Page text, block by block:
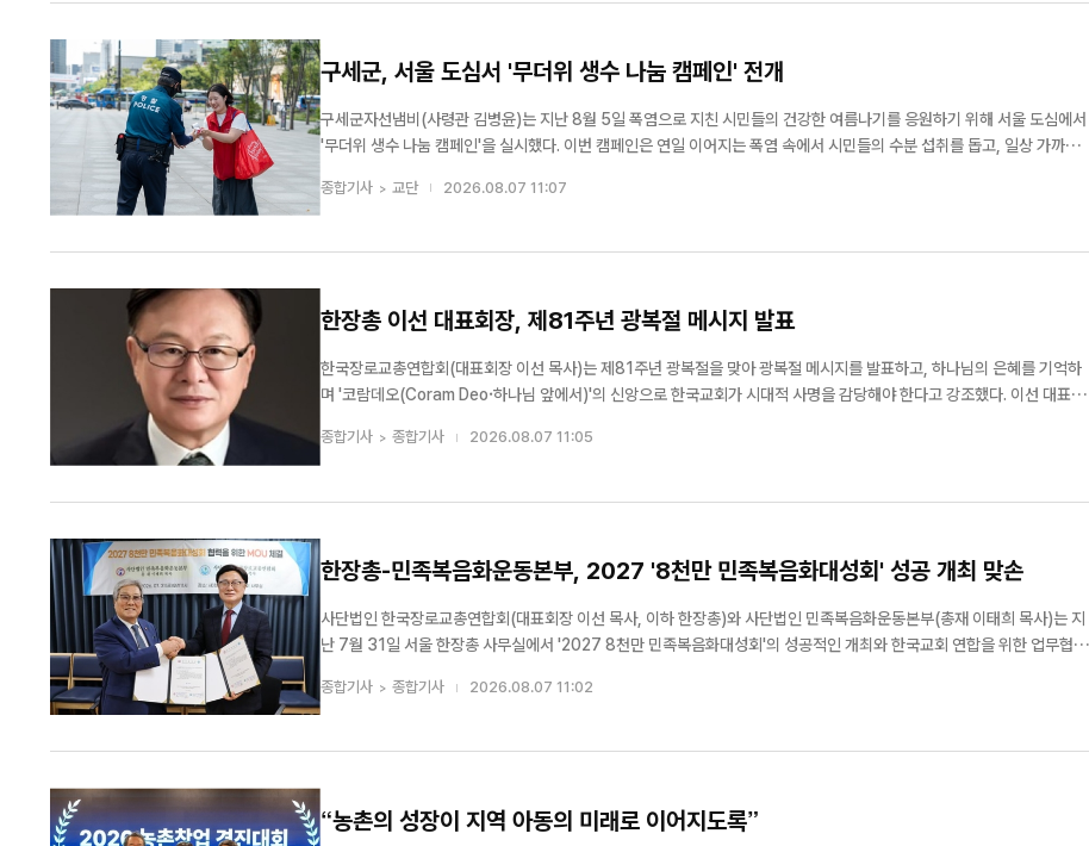
구세군, 서울 도심서 '무더위 생수 나눔 캠페인' 전개
구세군자선냄비(사령관 김병윤)는 지난 8월 5일 폭염으로 지친 시민들의 건강한 여름나기를 응원하기 위해 서울 도심에서
'무더위 생수 나눔 캠페인'을 실시했다. 이번 캠페인은 연일 이어지는 폭염 속에서 시민들의 수분 섭취를 돕고, 일상 가까이
날 구세군은 광화문역과 아현역, 서대문...
종합기사 교단 2026.08.07 11:07
한장총 이선 대표회장, 제81주년 광복절 메시지 발표
한국장로교총연합회(대표회장 이선 목사)는 제81주년 광복절을 맞아 광복절 메시지를 발표하고, 하나님의 은혜를 기억하
며 '코람데오(Coram Deo·하나님 앞에서)'의 신앙으로 한국교회가 시대적 사명을 감당해야 한다고 강조했다. 이선 대표회
라를 위해 헌신한 순국선열과 애국지사들의 숭고...
종합기사 종합기사 2026.08.07 11:05
한장총-민족복음화운동본부, 2027 '8천만 민족복음화대성회' 성공 개최 맞손
사단법인 한국장로교총연합회(대표회장 이선 목사, 이하 한장총)와 사단법인 민족복음화운동본부(총재 이태희 목사)는 지
난 7월 31일 서울 한장총 사무실에서 '2027 8천만 민족복음화대성회'의 성공적인 개최와 한국교회 연합을 위한 업무협약
복과 민족복음화의 전환점으로 삼기 위해 협력하기로 뜻을 ...
종합기사 종합기사 2026.08.07 11:02
“농촌의 성장이 지역 아동의 미래로 이어지도록”